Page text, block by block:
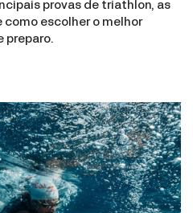
provas de triathlon, as
escolher o melhor
preparo.